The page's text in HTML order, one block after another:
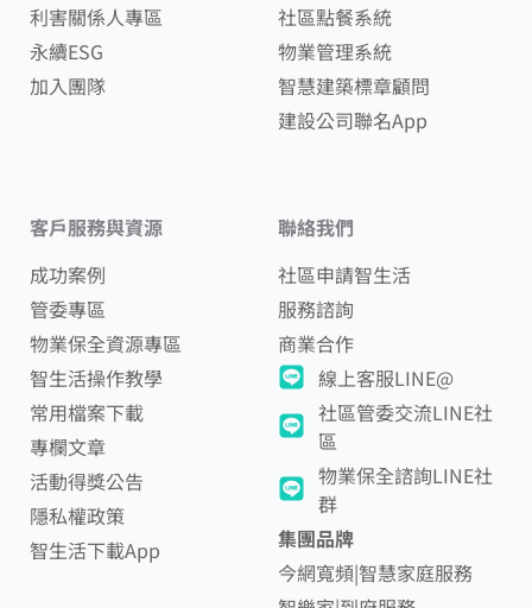
利害關係人專區
永續ESG
加入團隊
社區點餐系統
物業管理系統
智慧建築標章顧問
建設公司聯名App
客戶服務與資源
成功案例
管委專區
物業保全資源專區
智生活操作教學
常用檔案下載
專欄文章
活動得獎公告
隱私權政策
智生活下載App
聯絡我們
社區申請智生活
服務諮詢
商業合作
線上客服LINE@
社區管委交流LINE社
區
物業保全諮詢LINE社
群
集團品牌
今網寬頻|智慧家庭服務